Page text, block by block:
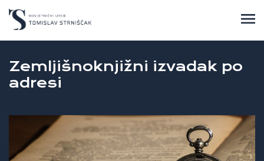
Zemljišnoknjižni izvadak po
adresi